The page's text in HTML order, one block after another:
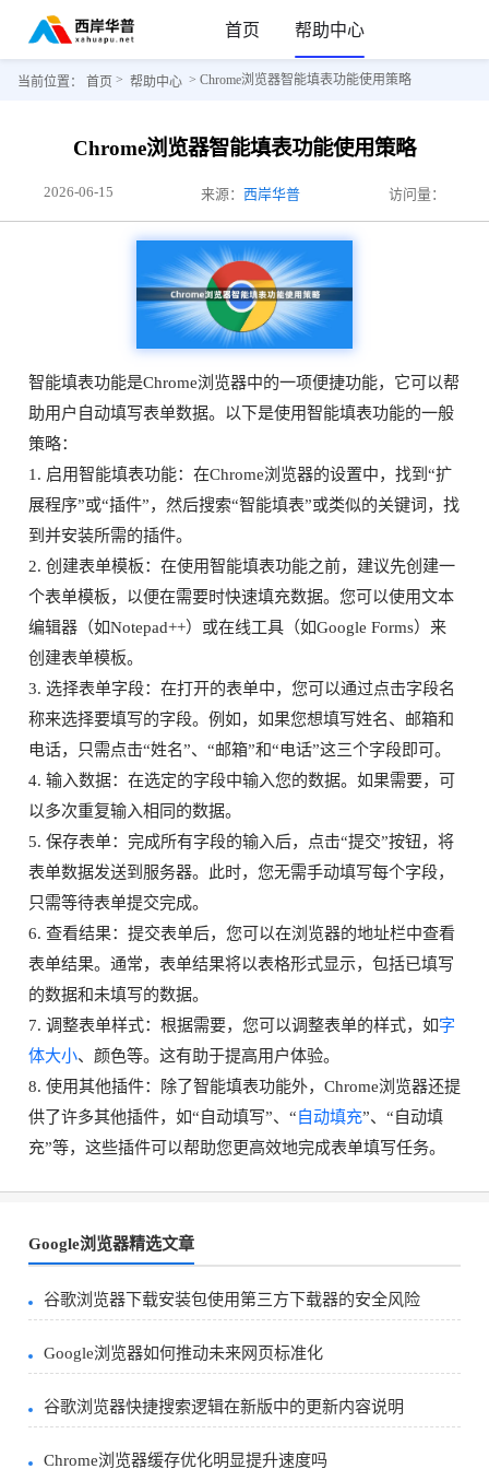
首页 帮助中心
当前位置： 首页 > 帮助中心 > Chrome浏览器智能填表功能使用策略
Chrome浏览器智能填表功能使用策略
2026-06-15 来源：西岸华普 访问量：
智能填表功能是Chrome浏览器中的一项便捷功能，它可以帮
助用户自动填写表单数据。以下是使用智能填表功能的一般
策略：
1. 启用智能填表功能：在Chrome浏览器的设置中，找到“扩
展程序”或“插件”，然后搜索“智能填表”或类似的关键词，找
到并安装所需的插件。
2. 创建表单模板：在使用智能填表功能之前，建议先创建一
个表单模板，以便在需要时快速填充数据。您可以使用文本
编辑器（如Notepad++）或在线工具（如Google Forms）来
创建表单模板。
3. 选择表单字段：在打开的表单中，您可以通过点击字段名
称来选择要填写的字段。例如，如果您想填写姓名、邮箱和
电话，只需点击“姓名”、“邮箱”和“电话”这三个字段即可。
4. 输入数据：在选定的字段中输入您的数据。如果需要，可
以多次重复输入相同的数据。
5. 保存表单：完成所有字段的输入后，点击“提交”按钮，将
表单数据发送到服务器。此时，您无需手动填写每个字段，
只需等待表单提交完成。
6. 查看结果：提交表单后，您可以在浏览器的地址栏中查看
表单结果。通常，表单结果将以表格形式显示，包括已填写
的数据和未填写的数据。
7. 调整表单样式：根据需要，您可以调整表单的样式，如字
体大小、颜色等。这有助于提高用户体验。
8. 使用其他插件：除了智能填表功能外，Chrome浏览器还提
供了许多其他插件，如“自动填写”、“ 自动填充”、“自动填
充”等，这些插件可以帮助您更高效地完成表单填写任务。
Google浏览器精选文章
谷歌浏览器下载安装包使用第三方下载器的安全风险
Google浏览器如何推动未来网页标准化
谷歌浏览器快捷搜索逻辑在新版中的更新内容说明
Chrome浏览器缓存优化明显提升速度吗